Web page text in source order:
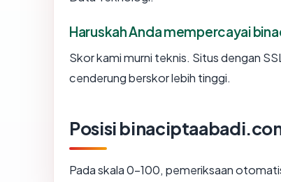
Haruskah Anda mempercayai
Skor kami murni teknis. Situs dengan
cenderung berskor lebih tinggi.
Posisi
Pada skala 0-100, pemeriksaan